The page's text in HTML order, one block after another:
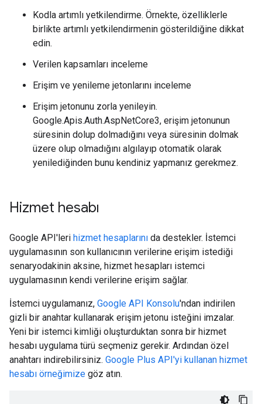
Kodla artımlı yetkilendirme. Örnekte, özelliklerle
birlikte artımlı yetkilendirmenin gösterildiğine dikkat
edin.
Verilen kapsamları inceleme
Erişim ve yenileme jetonlarını inceleme
Erişim jetonunu zorla yenileyin.
Google.Apis.Auth.AspNetCore3, erişim jetonunun
süresinin dolup dolmadığını veya süresinin dolmak
üzere olup olmadığını algılayıp otomatik olarak
yenilediğinden bunu kendiniz yapmanız gerekmez.
Hizmet hesabı
Google API'leri hizmet hesaplarını da destekler. İstemci
uygulamasının son kullanıcının verilerine erişim istediği
senaryodakinin aksine, hizmet hesapları istemci
uygulamasının kendi verilerine erişim sağlar.
İstemci uygulamanız, Google API Konsolu'ndan indirilen
gizli bir anahtar kullanarak erişim jetonu isteğini imzalar.
Yeni bir istemci kimliği oluşturduktan sonra bir hizmet
hesabı uygulama türü seçmeniz gerekir. Ardından özel
anahtarı indirebilirsiniz. Google Plus API'yi kullanan hizmet
hesabı örneğimize göz atın.